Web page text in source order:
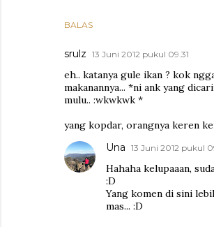
BALAS
srulz 13 Juni 2012 pukul 09.31
eh.. katanya gule ikan ? kok
makanannya... *ni ank yang
mulu.. :wkwkwk *
yang kopdar, orangnya keren
Una 13 Juni 2012 pukul
Hahaha kelupaaan,
:D
Yang komen di sini
mas... :D